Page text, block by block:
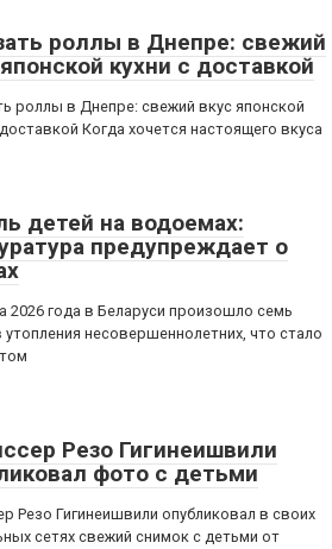
роллы в Днепре: свежий
кухни с доставкой
роллы в Днепре: свежий вкус японской
Когда хочется настоящего вкуса
детей на водоемах:
предупреждает о
2026 года в Беларуси произошло семь
утопления несовершеннолетних, что стало
Резо Гигинеишвили
фото с детьми
Резо Гигинеишвили опубликовал в своих
сетях свежий снимок с детьми от